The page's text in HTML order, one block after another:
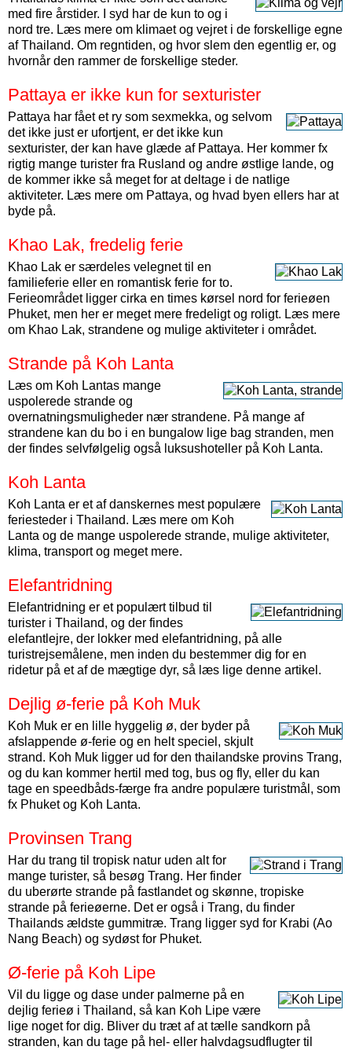
med fire årstider. I syd har de kun to og i
nord tre. Læs mere om klimaet og vejret i de forskellige egne
af Thailand. Om regntiden, og hvor slem den egentlig er, og
hvornår den rammer de forskellige steder.
Pattaya er ikke kun for sexturister
Pattaya har fået et ry som sexmekka, og selvom
det ikke just er ufortjent, er det ikke kun
sexturister, der kan have glæde af Pattaya. Her kommer fx
rigtig mange turister fra Rusland og andre østlige lande, og
de kommer ikke så meget for at deltage i de natlige
aktiviteter. Læs mere om Pattaya, og hvad byen ellers har at
byde på.
Khao Lak, fredelig ferie
Khao Lak er særdeles velegnet til en
familieferie eller en romantisk ferie for to.
Ferieområdet ligger cirka en times kørsel nord for ferieøen
Phuket, men her er meget mere fredeligt og roligt. Læs mere
om Khao Lak, strandene og mulige aktiviteter i området.
Strande på Koh Lanta
Læs om Koh Lantas mange
uspolerede strande og
overnatningsmuligheder nær strandene. På mange af
strandene kan du bo i en bungalow lige bag stranden, men
der findes selvfølgelig også luksushoteller på Koh Lanta.
Koh Lanta
Koh Lanta er et af danskernes mest populære
feriesteder i Thailand. Læs mere om Koh
Lanta og de mange uspolerede strande, mulige aktiviteter,
klima, transport og meget mere.
Elefantridning
Elefantridning er et populært tilbud til
turister i Thailand, og der findes
elefantlejre, der lokker med elefantridning, på alle
turistrejsemålene, men inden du bestemmer dig for en
ridetur på et af de mægtige dyr, så læs lige denne artikel.
Dejlig ø-ferie på Koh Muk
Koh Muk er en lille hyggelig ø, der byder på
afslappende ø-ferie og en helt speciel, skjult
strand. Koh Muk ligger ud for den thailandske provins Trang,
og du kan kommer hertil med tog, bus og fly, eller du kan
tage en speedbåds-færge fra andre populære turistmål, som
fx Phuket og Koh Lanta.
Provinsen Trang
Har du trang til tropisk natur uden alt for
mange turister, så besøg Trang. Her finder
du uberørte strande på fastlandet og skønne, tropiske
strande på ferieøerne. Det er også i Trang, du finder
Thailands ældste gummitræ. Trang ligger syd for Krabi (Ao
Nang Beach) og sydøst for Phuket.
Ø-ferie på Koh Lipe
Vil du ligge og dase under palmerne på en
dejlig ferieø i Thailand, så kan Koh Lipe være
lige noget for dig. Bliver du træt af at tælle sandkorn på
stranden, kan du tage på hel- eller halvdagsudflugter til